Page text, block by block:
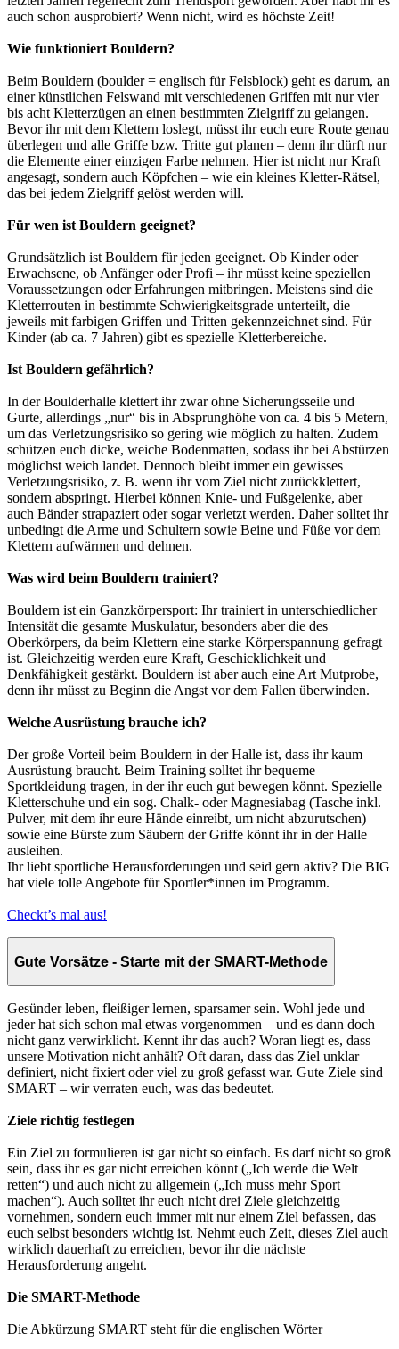
auch schon ausprobiert? Wenn nicht, wird es höchste Zeit!
Wie funktioniert Bouldern?
Beim Bouldern (boulder = englisch für Felsblock) geht es darum, an
einer künstlichen Felswand mit verschiedenen Griffen mit nur vier
bis acht Kletterzügen an einen bestimmten Zielgriff zu gelangen.
Bevor ihr mit dem Klettern loslegt, müsst ihr euch eure Route genau
überlegen und alle Griffe bzw. Tritte gut planen – denn ihr dürft nur
die Elemente einer einzigen Farbe nehmen. Hier ist nicht nur Kraft
angesagt, sondern auch Köpfchen – wie ein kleines Kletter-Rätsel,
das bei jedem Zielgriff gelöst werden will.
Für wen ist Bouldern geeignet?
Grundsätzlich ist Bouldern für jeden geeignet. Ob Kinder oder
Erwachsene, ob Anfänger oder Profi – ihr müsst keine speziellen
Voraussetzungen oder Erfahrungen mitbringen. Meistens sind die
Kletterrouten in bestimmte Schwierigkeitsgrade unterteilt, die
jeweils mit farbigen Griffen und Tritten gekennzeichnet sind. Für
Kinder (ab ca. 7 Jahren) gibt es spezielle Kletterbereiche.
Ist Bouldern gefährlich?
In der Boulderhalle klettert ihr zwar ohne Sicherungsseile und
Gurte, allerdings „nur“ bis in Absprunghöhe von ca. 4 bis 5 Metern,
um das Verletzungsrisiko so gering wie möglich zu halten. Zudem
schützen euch dicke, weiche Bodenmatten, sodass ihr bei Abstürzen
möglichst weich landet. Dennoch bleibt immer ein gewisses
Verletzungsrisiko, z. B. wenn ihr vom Ziel nicht zurückklettert,
sondern abspringt. Hierbei können Knie- und Fußgelenke, aber
auch Bänder strapaziert oder sogar verletzt werden. Daher solltet ihr
unbedingt die Arme und Schultern sowie Beine und Füße vor dem
Klettern aufwärmen und dehnen.
Was wird beim Bouldern trainiert?
Bouldern ist ein Ganzkörpersport: Ihr trainiert in unterschiedlicher
Intensität die gesamte Muskulatur, besonders aber die des
Oberkörpers, da beim Klettern eine starke Körperspannung gefragt
ist. Gleichzeitig werden eure Kraft, Geschicklichkeit und
Denkfähigkeit gestärkt. Bouldern ist aber auch eine Art Mutprobe,
denn ihr müsst zu Beginn die Angst vor dem Fallen überwinden.
Welche Ausrüstung brauche ich?
Der große Vorteil beim Bouldern in der Halle ist, dass ihr kaum
Ausrüstung braucht. Beim Training solltet ihr bequeme
Sportkleidung tragen, in der ihr euch gut bewegen könnt. Spezielle
Kletterschuhe und ein sog. Chalk- oder Magnesiabag (Tasche inkl.
Pulver, mit dem ihr eure Hände einreibt, um nicht abzurutschen)
sowie eine Bürste zum Säubern der Griffe könnt ihr in der Halle
ausleihen.
Ihr liebt sportliche Herausforderungen und seid gern aktiv? Die BIG
hat viele tolle Angebote für Sportler*innen im Programm.
Checkt’s mal aus!
Gute Vorsätze - Starte mit der SMART-Methode
Gesünder leben, fleißiger lernen, sparsamer sein. Wohl jede und
jeder hat sich schon mal etwas vorgenommen – und es dann doch
nicht ganz verwirklicht. Kennt ihr das auch? Woran liegt es, dass
unsere Motivation nicht anhält? Oft daran, dass das Ziel unklar
definiert, nicht fixiert oder viel zu groß gefasst war. Gute Ziele sind
SMART – wir verraten euch, was das bedeutet.
Ziele richtig festlegen
Ein Ziel zu formulieren ist gar nicht so einfach. Es darf nicht so groß
sein, dass ihr es gar nicht erreichen könnt („Ich werde die Welt
retten“) und auch nicht zu allgemein („Ich muss mehr Sport
machen“). Auch solltet ihr euch nicht drei Ziele gleichzeitig
vornehmen, sondern euch immer mit nur einem Ziel befassen, das
euch selbst besonders wichtig ist. Nehmt euch Zeit, dieses Ziel auch
wirklich dauerhaft zu erreichen, bevor ihr die nächste
Herausforderung angeht.
Die SMART-Methode
Die Abkürzung SMART steht für die englischen Wörter